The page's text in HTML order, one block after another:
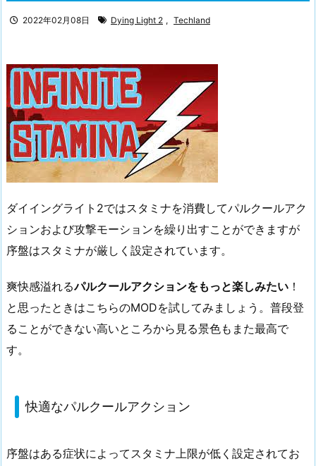
2022年02月08日 Dying Light 2 , Techland
ダイイングライト2ではスタミナを消費してパルクールアク
ションおよび攻撃モーションを繰り出すことができますが
序盤はスタミナが厳しく設定されています。
爽快感溢れるパルクールアクションをもっと楽しみたい ！
と思ったときはこちらのMODを試してみましょう。普段登
ることができない高いところから見る景色もまた最高で
す。
快適なパルクールアクション
序盤はある症状によってスタミナ上限が低く設定されてお